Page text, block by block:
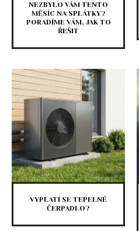
NEZBYLO VÁM TENTO
MĚSÍC NA SPLÁTKY?
PORADÍME VÁM, JAK TO
ŘEŠIT
VYPLATÍ SE TEPELNÉ
ČERPADLO?